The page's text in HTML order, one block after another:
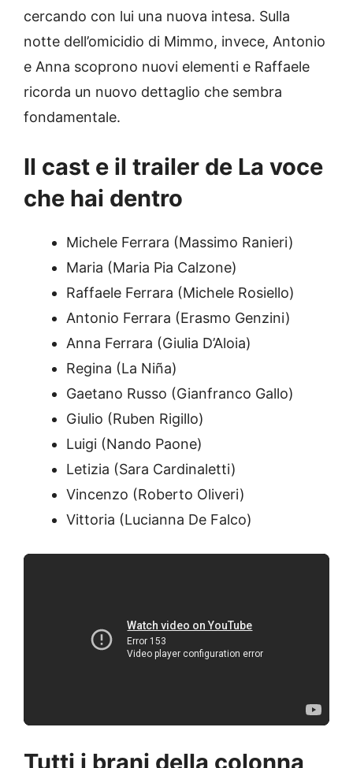
cercando con lui una nuova intesa. Sulla
notte dell’omicidio di Mimmo, invece, Antonio
e Anna scoprono nuovi elementi e Raffaele
ricorda un nuovo dettaglio che sembra
fondamentale.
Il cast e il trailer de La voce
che hai dentro
Michele Ferrara (Massimo Ranieri)
Maria (Maria Pia Calzone)
Raffaele Ferrara (Michele Rosiello)
Antonio Ferrara (Erasmo Genzini)
Anna Ferrara (Giulia D’Aloia)
Regina (La Niña)
Gaetano Russo (Gianfranco Gallo)
Giulio (Ruben Rigillo)
Luigi (Nando Paone)
Letizia (Sara Cardinaletti)
Vincenzo (Roberto Oliveri)
Vittoria (Lucianna De Falco)
Tutti i brani della colonna